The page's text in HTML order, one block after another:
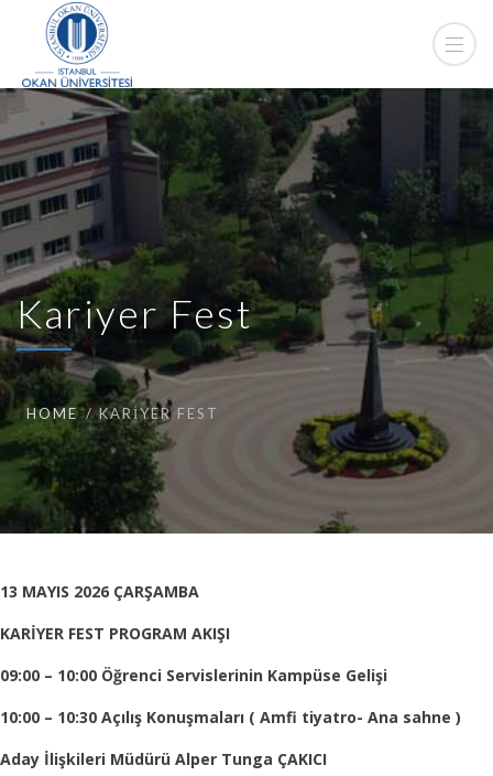
Kariyer Fest
HOME KARIYER FEST
13 MAYIS 2026 ÇARŞAMBA
KARİYER FEST PROGRAM AKIŞI
09:00 – 10:00 Öğrenci Servislerinin Kampüse Gelişi
10:00 – 10:30 Açılış Konuşmaları ( Amfi tiyatro- Ana sahne )
Aday İlişkileri Müdürü Alper Tunga ÇAKICI